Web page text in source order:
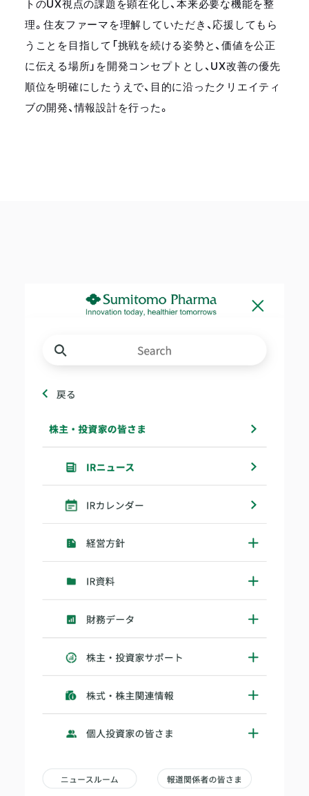
トのUX視点の課題を顕在化し、本来必要な機能を整
理。住友ファーマを理解していただき、応援してもら
うことを目指して「挑戦を続ける姿勢と、価値を公正
に伝える場所」を開発コンセプトとし、UX改善の優先
順位を明確にしたうえで、目的に沿ったクリエイティ
ブの開発、情報設計を行った。